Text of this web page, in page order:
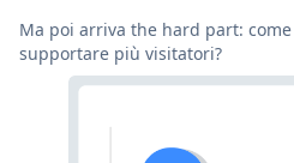
Ma poi arriva the hard part:
supportare più visitatori?